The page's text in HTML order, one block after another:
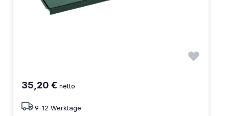
35,20 € netto
9-12 Werktage